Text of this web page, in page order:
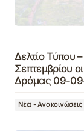
Δελτίο Τύπου
Σεπτεμβρίου
Δράμας 09-
Νέα - Ανακοινώσεις